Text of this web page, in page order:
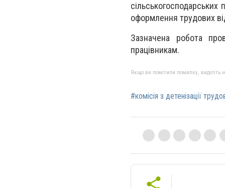
оформлення трудових
Зазначена робота
працівникам.
Якщо ви помітили помилку, виділіть
#комісія з детенізації